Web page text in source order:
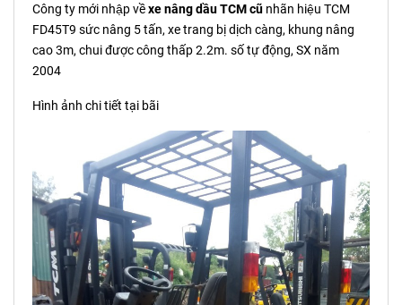
Công ty mới nhập vềxe nâng dầu TCM cũ nhãn hiệu TCM
FD45T9 sức nâng 5 tấn, xe trang bị dịch càng, khung nâng
cao 3m, chui được công thấp 2.2m. số tự động, SX năm
2004
Hình ảnh chi tiết tại bãi